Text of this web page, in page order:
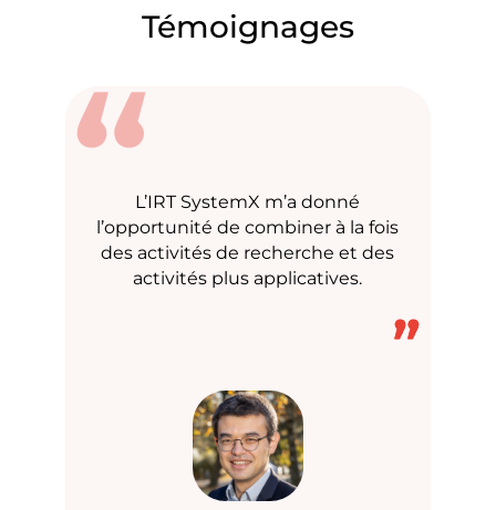
Témoignages
L’IRT SystemX m’a donné
l’opportunité de combiner à la fois
des activités de recherche et des
activités plus applicatives.